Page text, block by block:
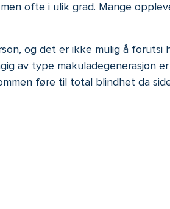
ofte i ulik grad. Mange
og det er ikke mulig å
av type makuladegenerasjon
føre til total blindhet da